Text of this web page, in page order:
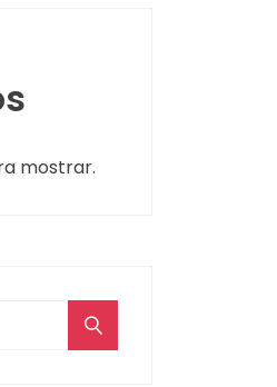
mostrar.